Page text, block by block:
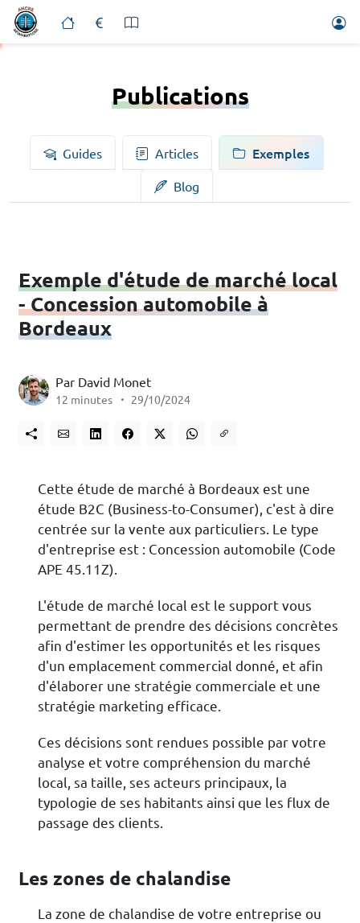
Publications
Guides Articles Exemples
Blog
Exemple d'étude de marché local
- Concession automobile à
Bordeaux
Par David Monet
12 minutes 29/10/2024
Cette étude de marché à Bordeaux est une
étude B2C (Business-to-Consumer), c'est à dire
centrée sur la vente aux particuliers. Le type
d'entreprise est : Concession automobile (Code
APE 45.11Z).
L'étude de marché local est le support vous
permettant de prendre des décisions concrètes
afin d'estimer les opportunités et les risques
d'un emplacement commercial donné, et afin
d'élaborer une stratégie commerciale et une
stratégie marketing efficace.
Ces décisions sont rendues possible par votre
analyse et votre compréhension du marché
local, sa taille, ses acteurs principaux, la
typologie de ses habitants ainsi que les flux de
passage des clients.
Les zones de chalandise
La zone de chalandise de votre entreprise ou